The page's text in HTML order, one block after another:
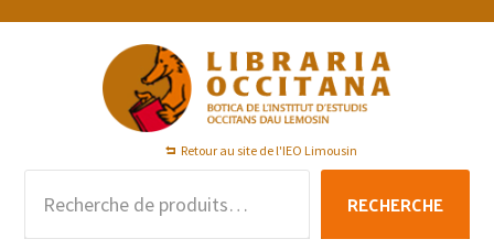
Passer
Passer
Passer
Retour au site de l'IEO Limousin
pour :
RECHERCHE